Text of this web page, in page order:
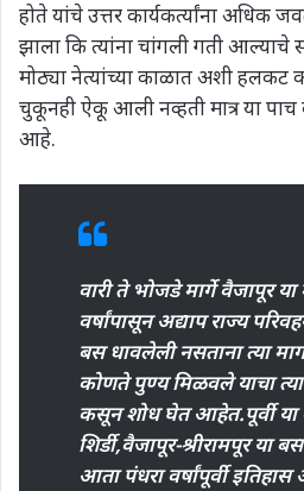
होते यांचे उत्तर कार्यकर्त्यांना अधिक
झाला कि त्यांना चांगली गती आल्याचे
मोठ्या नेत्यांच्या काळात अशी हलकट
चुकूनही ऐकू आली नव्हती मात्र या पाच
आहे.
वारी ते भोजडे मार्गे वैजापूर या
वर्षांपासून अद्याप राज्य
बस धावलेली नसताना त्या
कोणते पुण्य मिळवले याचा त्या
कसून शोध घेत आहेत.पूर्वी या
शिर्डी,वैजापूर-श्रीरामपूर या
आता पंधरा वर्षांपूर्वी